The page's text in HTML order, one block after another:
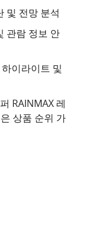
및 전망 분석
관람 정보 안
이라이트 및
RAINMAX 레
상품 순위 가